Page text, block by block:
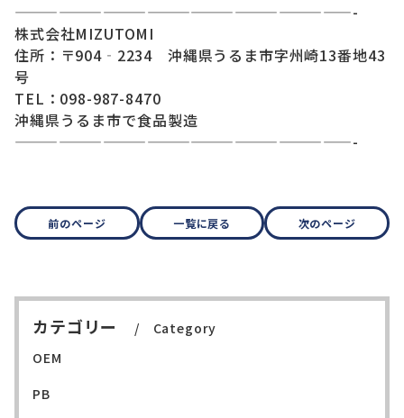
———————————————————————-
株式会社MIZUTOMI
住所：〒904‐2234 沖縄県うるま市字州崎13番地43
号
TEL：098-987-8470
沖縄県うるま市で食品製造
———————————————————————-
前のページ 一覧に戻る 次のページ
カテゴリー
Category
OEM
PB